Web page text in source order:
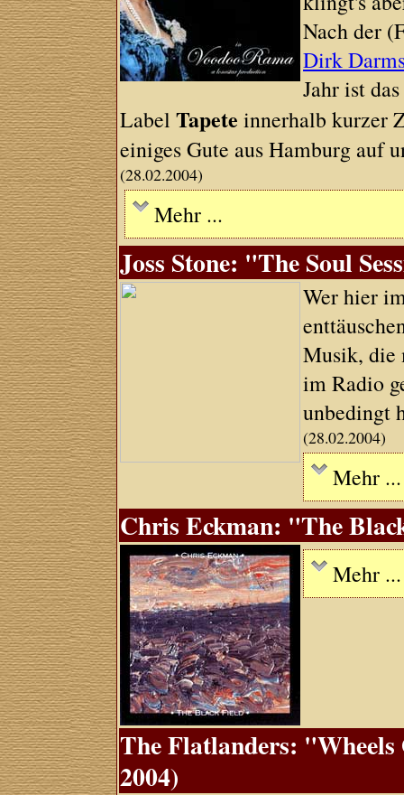
Nach der
Dirk
Jahr ist
LabelTapete innerhalb kurzer
einiges Gute aus Hamburg auf
(28.02.2004)
Mehr ...
Joss Stone: "The Soul
Wer hier
Musik, die
im Radio
unbedingt
(28.02.2004)
Mehr ...
Chris Eckman: "The
Mehr ...
The Flatlanders: "Wheels
2004)